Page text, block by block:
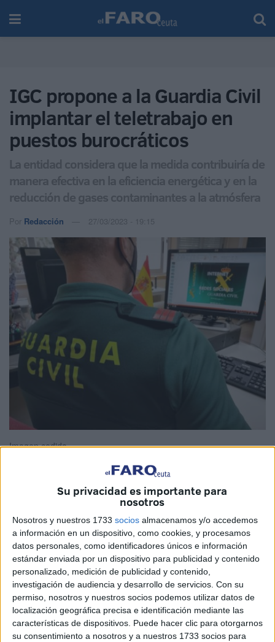
Su privacidad es importante para
nosotros
Nosotros y nuestros 1733 socios almacenamos y/o accedemos
a información en un dispositivo, como cookies, y procesamos
datos personales, como identificadores únicos e información
estándar enviada por un dispositivo para publicidad y contenido
personalizado, medición de publicidad y contenido,
investigación de audiencia y desarrollo de servicios. Con su
permiso, nosotros y nuestros socios podemos utilizar datos de
localización geográfica precisa e identificación mediante las
características de dispositivos. Puede hacer clic para otorgarnos
su consentimiento a nosotros y a nuestros 1733 socios para
IGC propone a la Guardia Civil
implantar el teletrabajo en
puestos burocráticos
La entidad considera que la medida contribuiría de
manera efectiva en la eficiencia energética y en la
reducción de gases contaminantes a la atmósfera
Por Redacción 27/03/2023 - 19:15
Imagen cedida
Los Independientes de la Guardia Civil (
representación en Ceuta, considera que el teletrabajo
podría contribuir de manera "efectiva" en la eficiencia
energética y en la reducción de gases contaminantes a la
atmósfera, por lo que ha propuesto a la Dirección General
de laGuardia Civilque se potencie la implantación del
teletrabajoen el Cuerpo, además de que se haga
coincidir con los días donde hay un mayor número de
desplazamientos.